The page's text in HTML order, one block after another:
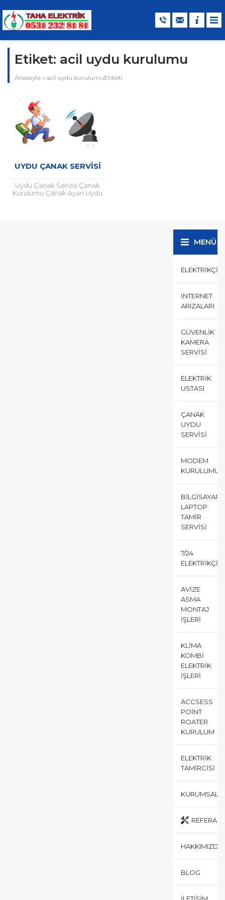
Etiket: acil uydu kurulumu
Anasayfa » acil uydu kurulumuEtiketi
UYDU ÇANAK SERVISI
Uydu Çanak Servisi Çanak
Kurulumu Çanak Ayarı Uydu
MENÜ
ELEKTRIKÇI
İNTERNET
ARIZALARI
GÜVENLIK
KAMERA
SERVISI
ELEKTRIK
USTASI
ÇANAK
UYDU
SERVISI
MODEM
KURULUMU
BILGISAYAR
LAPTOP
TAMIR
SERVISI
7/24
ELEKTRIKÇI
AVIZE
ASMA
MONTAJ
İŞLERI
KLIMA
KOMBI
ELEKTRIK
İŞLERI
ACCSESS
POINT
ROATER
KURULUM
ELEKTRIK
TAMIRCISI
KURUMSAL
HAKKIMIZDA
BLOG
İLETIŞIM